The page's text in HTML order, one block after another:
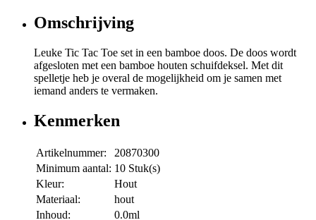
Omschrijving
Leuke Tic Tac Toe set in een bamboe doos. De doos wordt
afgesloten met een bamboe houten schuifdeksel. Met dit
spelletje heb je overal de mogelijkheid om je samen met
iemand anders te vermaken.
Kenmerken
Artikelnummer:
20870300
Minimum aantal: 10 Stuk(s)
Kleur:
Hout
Materiaal:
hout
Inhoud:
0.0ml